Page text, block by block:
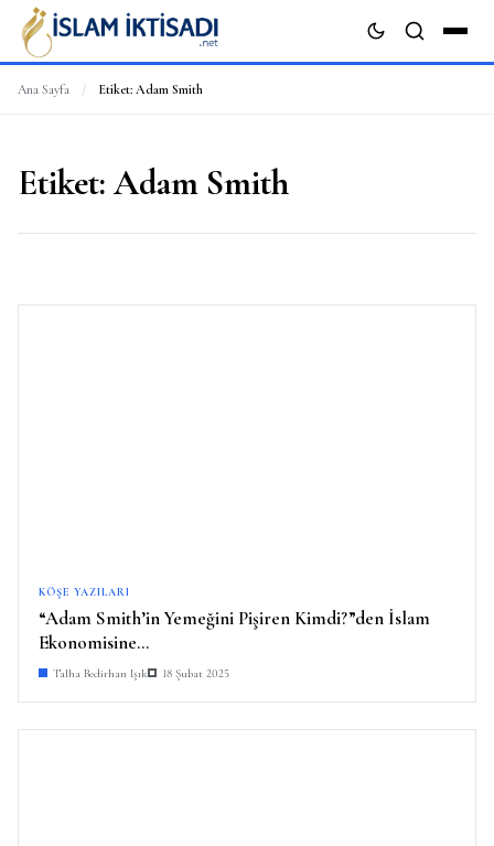
Ana Sayfa / Etiket: Adam Smith
Etiket:Adam Smith
KÖŞE YAZILARI
“Adam Smith’in Yemeğini Pişiren Kimdi?”den İslam
Ekonomisine…
Talha Bedirhan Işık 18 Şubat 2025